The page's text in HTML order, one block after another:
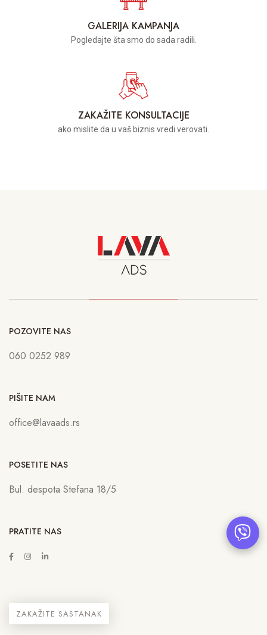
GALERIJA KAMPANJA
Pogledajte šta smo do sada radili.
ZAKAŽITE KONSULTACIJE
ako mislite da u vaš biznis vredi verovati.
POZOVITE NAS
060 0252 989
PIŠITE NAM
office@lavaads.rs
POSETITE NAS
Bul. despota Stefana 18/5
PRATITE NAS
ZAKAŽITE SASTANAK